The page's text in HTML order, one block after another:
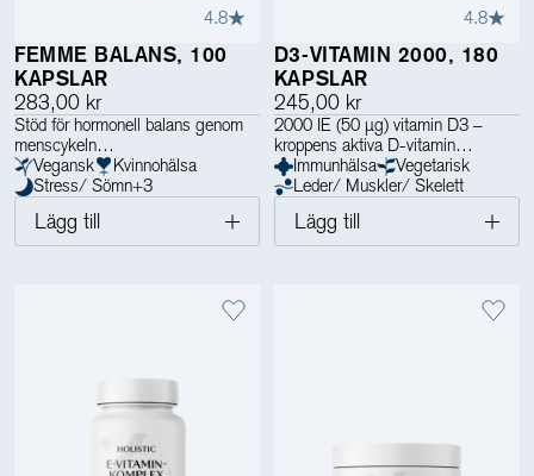
4.8
FEMME BALANS, 100
KAPSLAR
283,00 kr
Stöd för hormonell balans genom
menscykeln
Vegansk
Kvinnohälsa
Stress/ Sömn+3
Lägg till
4.8
D3-VITAMIN 2000, 180
KAPSLAR
245,00 kr
2000 IE (50 µg) vitamin D3 –
kroppens aktiva D-vitamin
Immunhälsa
Vegetarisk
Leder/ Muskler/ Skelett
Lägg till